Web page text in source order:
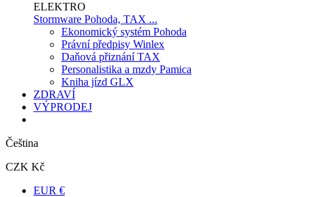
ELEKTRO
Stormware Pohoda, TAX ...
Ekonomický systém Pohoda
Právní předpisy Winlex
Daňová přiznání TAX
Personalistika a mzdy Pamica
Kniha jízd GLX
ZDRAVÍ
VÝPRODEJ
Čeština
CZK Kč
EUR €